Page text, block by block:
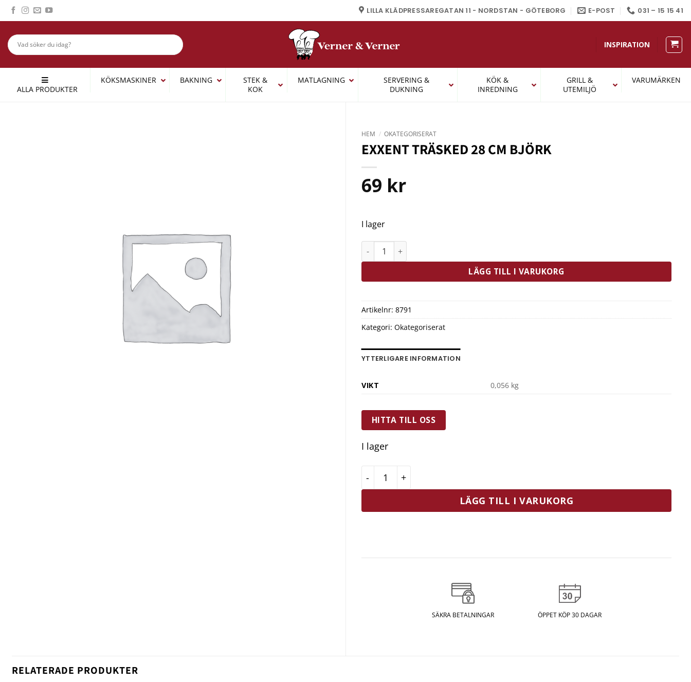
Skip
to
LILLA KLÄDPRESSAREGATAN 11 - NORDSTAN - GÖTEBORG E-POST 031 – 15 15 41
INSPIRATION
ALLA PRODUKTER
KÖKSMASKINER BAKNING
STEK &
KOK
MATLAGNING
SERVERING &
DUKNING
KÖK &
INREDNING
GRILL &
UTEMILJÖ
VARUMÄRKEN
HEM / OKATEGORISERAT
EXXENT TRÄSKED 28 CM BJÖRK
69 kr
I lager
Exxent Träsked 28 cm Björk mängd
LÄGG TILL I VARUKORG
Artikelnr: 8791
Kategori: Okategoriserat
YTTERLIGARE INFORMATION
VIKT 0,056 kg
HITTA TILL OSS
I lager
Exxent Träsked 28 cm Björk mängd
LÄGG TILL I VARUKORG
SÄKRA BETALNINGAR ÖPPET KÖP 30 DAGAR
RELATERADE PRODUKTER